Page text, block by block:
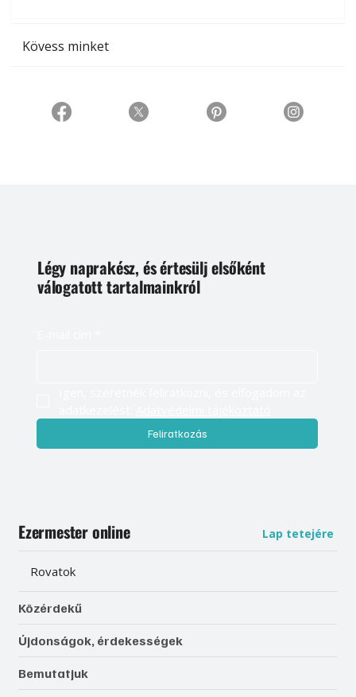
Kövess minket
Légy naprakész, és értesülj elsőként
válogatott tartalmainkról
Feliratkozás
Ezermester online Lap tetejére
Rovatok
Közérdekű
Újdonságok, érdekességek
Bemutatjuk